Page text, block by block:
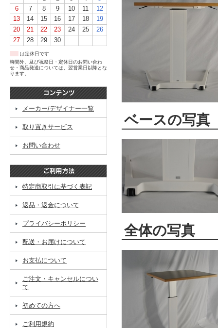
6
7 8 9 10 11
12
13
14 15 16 17 18
19
20
21 22 23 24 25
26
27
28 29 30
は定休日です
時間外、及び祝祭日・定休日のお問い合わ
せ・商品発送については、翌営業日以降とな
ります。
メーカー/デザイナー一覧
取り置きサービス
お問い合わせ
特定商取引に基づく表記
返品・返金について
プライバシーポリシー
配送・お届けについて
お支払について
ご注文・キャンセルについ
て
初めての方へ
ご利用規約
ベースの写真
全体の写真